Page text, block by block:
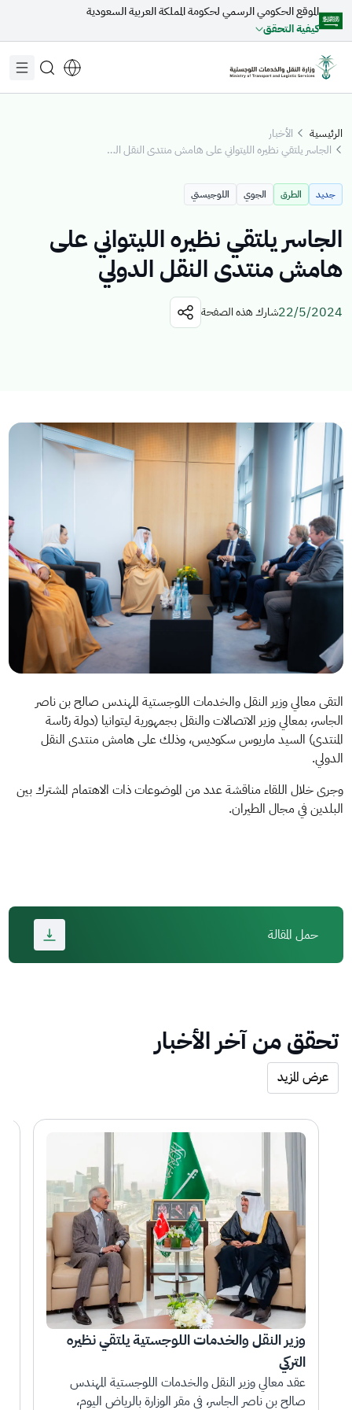
تخطي إلى المحتوى الرئيسي
الموقع الحكومي الرسمي لحكومة المملكة العربية السعودية
كيفية التحقق
الخدمات الإلكترونية
استكشف المواضيع
الخدمات الالكترونية
الأخبار
الاستراتيجية الوطنية للنقل والخدمات اللوجستية
عن الوزير
مجلة الوزارة
الرئيسية
الأخبار
الجاسر يلتقي نظيره الليتواني على هامش منتدى النقل الدولي
جديد الطرق الجوي اللوجيستي
الجاسر يلتقي نظيره الليتواني على
هامش منتدى النقل الدولي
22/5/2024شارك هذه الصفحة
التقى معالي وزير النقل والخدمات اللوجستية المهندس صالح بن ناصر
الجاسر، بمعالي وزير الاتصالات والنقل بجمهورية ليتوانيا (دولة رئاسة
المنتدى) السيد ماريوس سكوديس، وذلك على هامش منتدى النقل
الدولي.
وجرى خلال اللقاء مناقشة عدد من الموضوعات ذات الاهتمام المشترك بين
البلدين في مجال الطيران.
حمل المقالة
تحقق من آخر الأخبار
عرض المزيد
التركي